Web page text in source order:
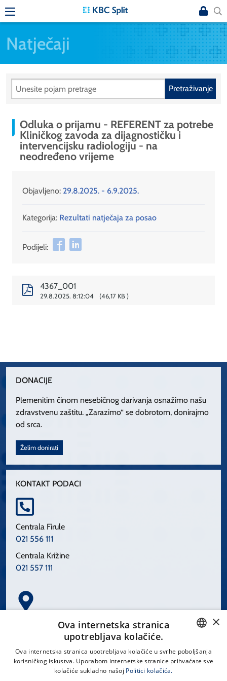
Natječaji
Pretraživanje
Odluka o prijamu - REFERENT za potrebe
Kliničkog zavoda za dijagnostičku i
intervencijsku radiologiju - na
neodređeno vrijeme
Objavljeno: 29.8.2025. - 6.9.2025.
Kategorija: Rezultati natječaja za posao
Podijeli:
4367_001
29.8.2025. 8:12:04 46,17 KB
DONACIJE
Plemenitim činom nesebičnog darivanja osnažimo našu
zdravstvenu zaštitu. „Zarazimo“ se dobrotom, donirajmo
od srca.
Želim donirati
KONTAKT PODACI
Centrala Firule
021 556 111
Centrala Križine
021 557 111
Spinčićeva 1, 21000 Split
CROATIAN
×
Ova internetska stranica
upotrebljava kolačiće.
Ova internetska stranica upotrebljava kolačiće u svrhe poboljšanja
korisničkog iskustva. Uporabom internetske stranice prihvaćate sve
kolačiće sukladno našoj Politici kolačića.